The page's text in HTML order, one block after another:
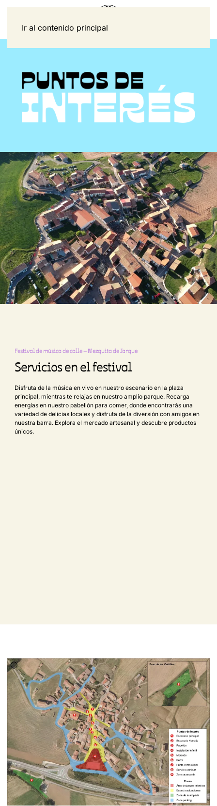
Ir al contenido principal
Festival de música de calle – Mezquita de Jarque
Servicios en el festival
Disfruta de la música en vivo en nuestro escenario en la plaza
principal, mientras te relajas en nuestro amplio parque. Recarga
energías en nuestro pabellón para comer, donde encontrarás una
variedad de delicias locales y disfruta de la diversión con amigos en
nuestra barra. Explora el mercado artesanal y descubre productos
únicos.